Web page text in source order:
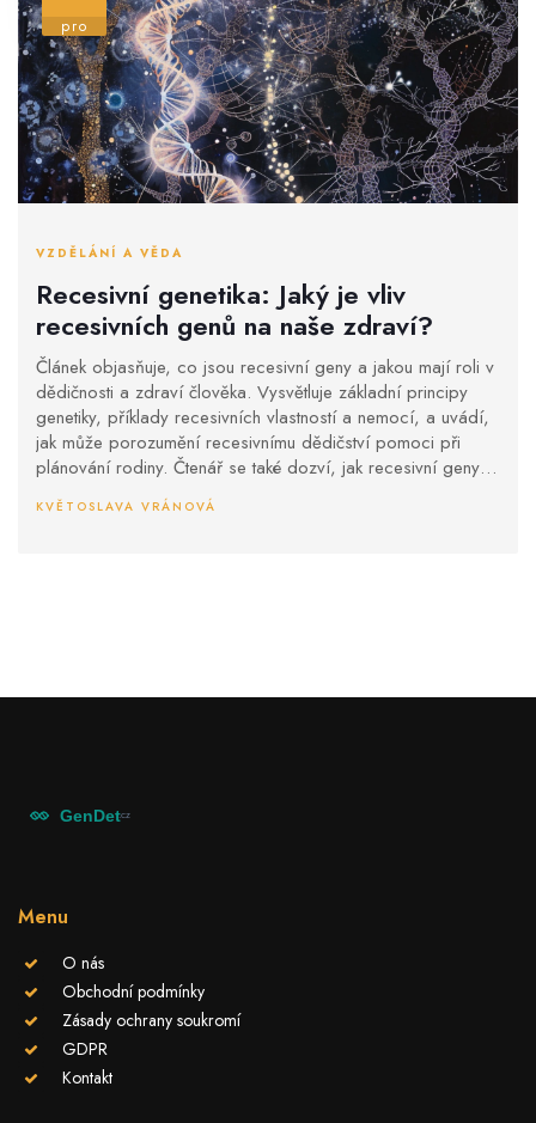
pro
VZDĚLÁNÍ A VĚDA
Recesivní genetika: Jaký je vliv
recesivních genů na naše zdraví?
Článek objasňuje, co jsou recesivní geny a jakou mají roli v
dědičnosti a zdraví člověka. Vysvětluje základní principy
genetiky, příklady recesivních vlastností a nemocí, a uvádí,
jak může porozumění recesivnímu dědičství pomoci při
plánování rodiny. Čtenář se také dozví, jak recesivní geny
interagují s dominantními geny a jaké možnosti genetického
poradenství existují.
KVĚTOSLAVA VRÁNOVÁ
Menu
O nás
Obchodní podmínky
Zásady ochrany soukromí
GDPR
Kontakt